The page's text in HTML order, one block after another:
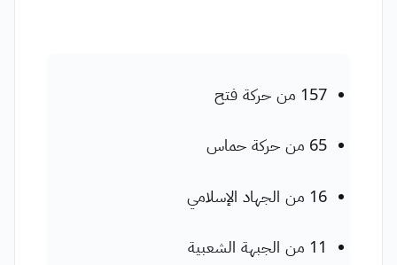
157 من حركة فتح
65 من حركة حماس
16 من الجهاد الإسلامي
11 من الجبهة الشعبية